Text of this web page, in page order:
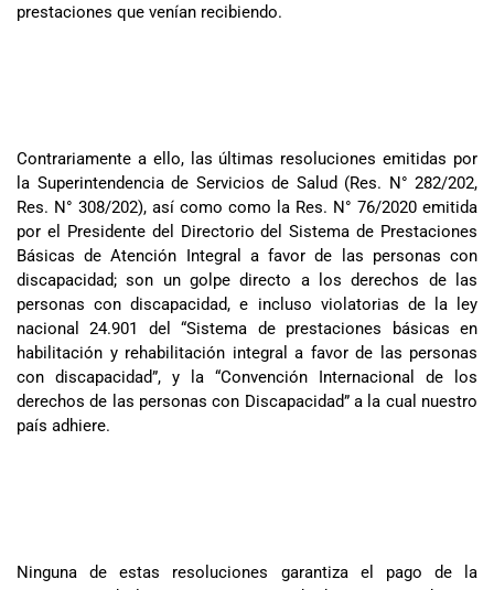
prestaciones que venían recibiendo.
Contrariamente a ello, las últimas resoluciones emitidas por
la Superintendencia de Servicios de Salud (Res. N° 282/202,
Res. N° 308/202), así como como la Res. N° 76/2020 emitida
por el Presidente del Directorio del Sistema de Prestaciones
Básicas de Atención Integral a favor de las personas con
discapacidad; son un golpe directo a los derechos de las
personas con discapacidad, e incluso violatorias de la ley
nacional 24.901 del “Sistema de prestaciones básicas en
habilitación y rehabilitación integral a favor de las personas
con discapacidad”, y la “Convención Internacional de los
derechos de las personas con Discapacidad” a la cual nuestro
país adhiere.
Ninguna de estas resoluciones garantiza el pago de la